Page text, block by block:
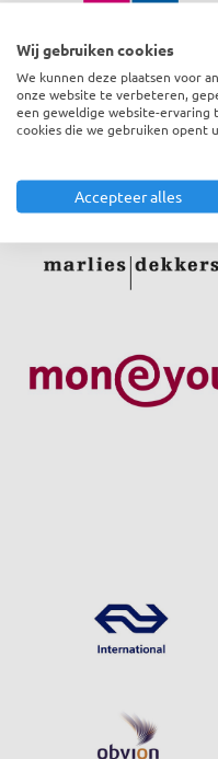
Wij gebruiken cookies
We kunnen deze plaatsen voor
onze website te verbeteren,
een geweldige website-ervaring
cookies die we gebruiken opent
Accepteer alles